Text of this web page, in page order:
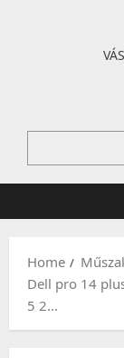
Home
Dell pro 14
5 2…